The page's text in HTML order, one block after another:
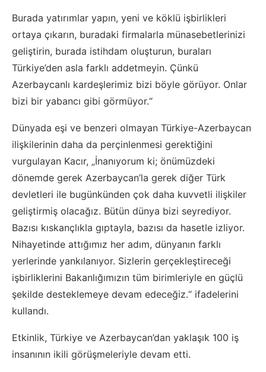
Burada yatırımlar yapın, yeni ve köklü işbirlikleri
ortaya çıkarın, buradaki firmalarla münasebetlerinizi
geliştirin, burada istihdam oluşturun, buraları
Türkiye’den asla farklı addetmeyin. Çünkü
Azerbaycanlı kardeşlerimiz bizi böyle görüyor. Onlar
bizi bir yabancı gibi görmüyor.“
Dünyada eşi ve benzeri olmayan Türkiye-Azerbaycan
ilişkilerinin daha da perçinlenmesi gerektiğini
vurgulayan Kacır, „İnanıyorum ki; önümüzdeki
dönemde gerek Azerbaycan’la gerek diğer Türk
devletleri ile bugünkünden çok daha kuvvetli ilişkiler
geliştirmiş olacağız. Bütün dünya bizi seyrediyor.
Bazısı kıskançlıkla gıptayla, bazısı da hasetle izliyor.
Nihayetinde attığımız her adım, dünyanın farklı
yerlerinde yankılanıyor. Sizlerin gerçekleştireceği
işbirliklerini Bakanlığımızın tüm birimleriyle en güçlü
şekilde desteklemeye devam edeceğiz.“ ifadelerini
kullandı.
Etkinlik, Türkiye ve Azerbaycan’dan yaklaşık 100 iş
insanının ikili görüşmeleriyle devam etti.